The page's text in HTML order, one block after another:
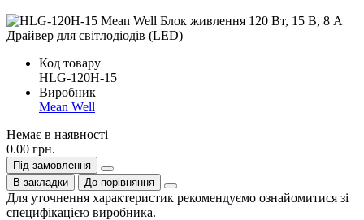
Код товару
HLG-120H-15
Виробник
Mean Well
Немає в наявності
0.00 грн.
Під замовлення
В закладки
До порівняння
Для уточнення характеристик рекомендуємо ознайомитися зі
специфікацією виробника.